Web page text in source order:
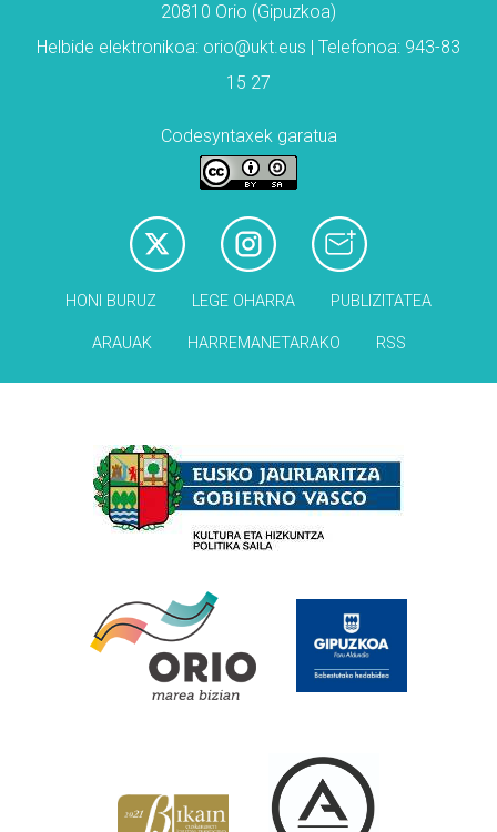
20810 Orio (Gipuzkoa)
Helbide elektronikoa: orio@ukt.eus | Telefonoa: 943-83
15 27
Codesyntaxek garatua
HONI BURUZ LEGE OHARRA PUBLIZITATEA
ARAUAK HARREMANETARAKO RSS